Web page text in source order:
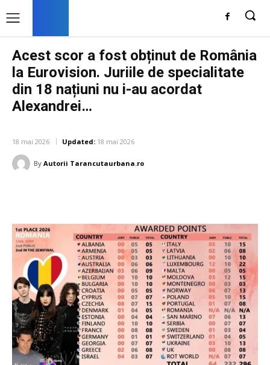
Acest scor a fost obținut de România
la Eurovision. Juriile de specialitate
din 18 națiuni nu i-au acordat
Alexandrei…
18 mai 2026 Updated: 18 mai 2026
By Autorii Tarancutaurbana.ro